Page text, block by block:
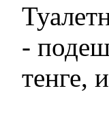
-
тенге,